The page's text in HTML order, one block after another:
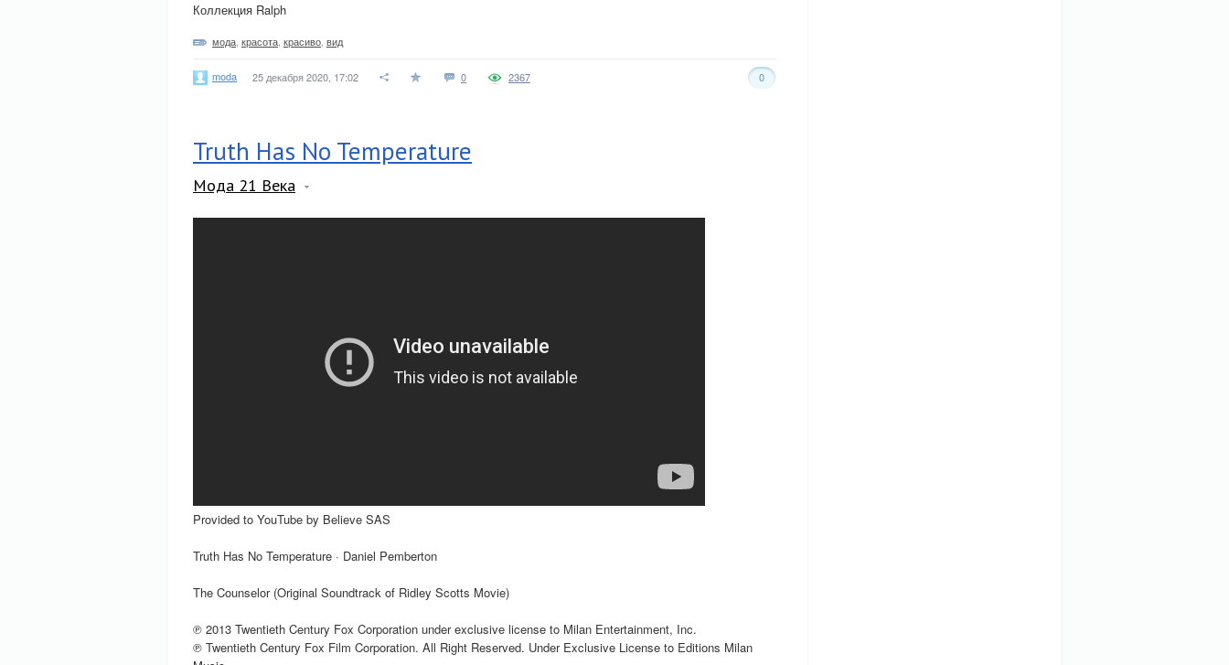
Коллекция Ralph
мода красота красиво вид
moda 25 декабря 2020, 17:02 0 0
2367
Truth Has No Temperature
Мода 21 Века
Provided to YouTube by Believe SAS
Truth Has No Temperature · Daniel Pemberton
The Counselor (Original Soundtrack of Ridley Scotts Movie)
℗ 2013 Twentieth Century Fox Corporation under exclusive license to Milan Entertainment, Inc.
℗ Twentieth Century Fox Film Corporation. All Right Reserved. Under Exclusive License to Editions Milan